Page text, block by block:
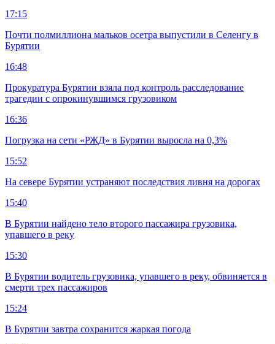
17:15
Почти полмиллиона мальков осетра выпустили в Селенгу в
Бурятии
16:48
Прокуратура Бурятии взяла под контроль расследование
трагедии с опрокинувшимся грузовиком
16:36
Погрузка на сети «РЖД» в Бурятии выросла на 0,3%
15:52
На севере Бурятии устраняют последствия ливня на дорогах
15:40
В Бурятии найдено тело второго пассажира грузовика,
упавшего в реку
15:30
В Бурятии водитель грузовика, упавшего в реку, обвиняется в
смерти трех пассажиров
15:24
В Бурятии завтра сохранится жаркая погода